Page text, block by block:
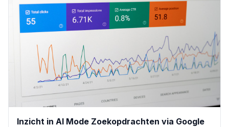
Inzicht in AI Mode Zoekopdrachten via Google